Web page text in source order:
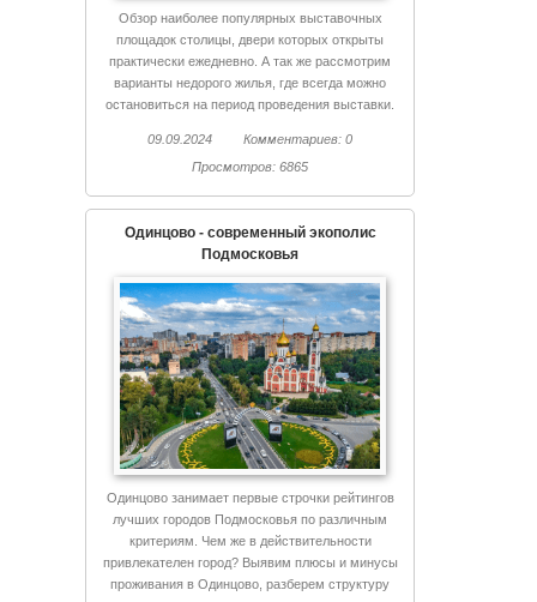
Обзор наиболее популярных выставочных
площадок столицы, двери которых открыты
практически ежедневно. А так же рассмотрим
варианты недорого жилья, где всегда можно
остановиться на период проведения выставки.
09.09.2024
Комментариев: 0
Просмотров: 6865
Одинцово - современный экополис
Подмосковья
Одинцово занимает первые строчки рейтингов
лучших городов Подмосковья по различным
критериям. Чем же в действительности
привлекателен город? Выявим плюсы и минусы
проживания в Одинцово, разберем структуру